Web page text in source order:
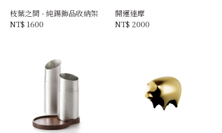
枝葉之間 - 純錫飾品收納架
NT$ 1600
開運達摩
NT$ 2000